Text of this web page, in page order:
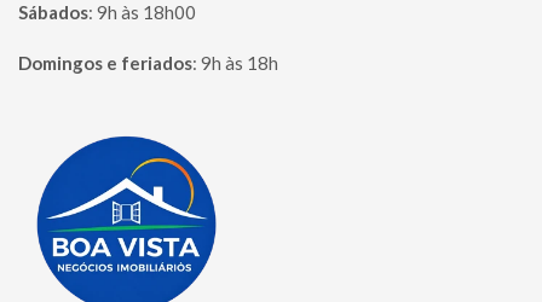
Sábados: 9h às 18h00
Domingos e feriados: 9h às 18h
Página inicial